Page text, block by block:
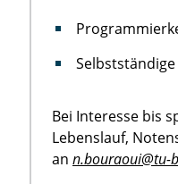
Bei Interesse bis
Lebenslauf,
an n.bouraoui@tu-